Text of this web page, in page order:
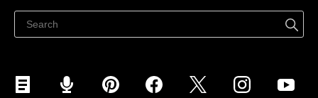
Facebookで販売する
Instagramで販売する